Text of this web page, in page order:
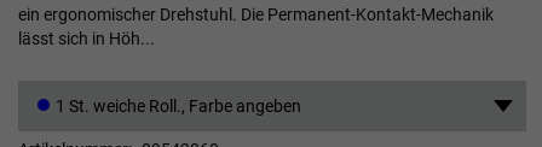
ein ergonomischer Drehstuhl. Die Permanent-Kontakt-Mechanik
lässt sich in Höh...
1 St. weiche Roll., Farbe angeben